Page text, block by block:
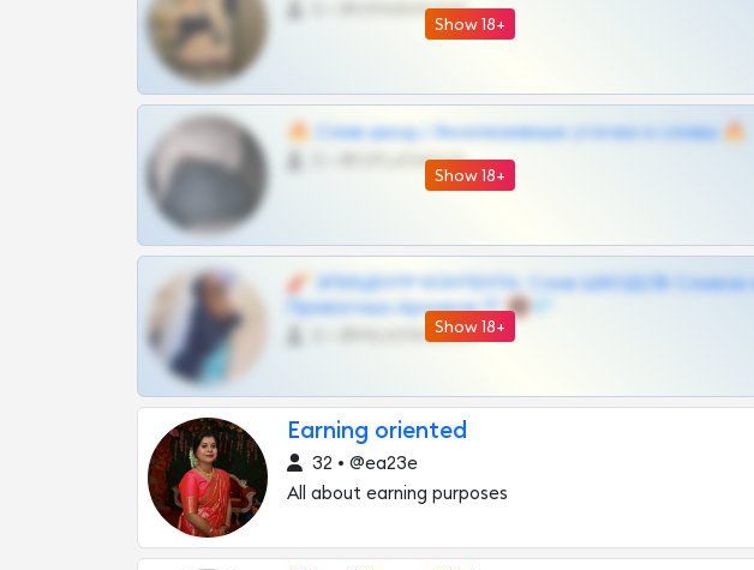
Show 18+
@VIPARHIVS55BOT
Show 18+
🔥 Слив шкод | Эксклюзивные утечки и сливы 🔥
@OPLATAPODPSK1BOT
Show 18+
🧨 ЭПИЦЕНТР КОНТЕНТА: Слив ШКОДОВ Сливов и
Приватных Архивов ТГ 🔞💎
@MILKPRIVATES39BOT
Earning oriented
32 • @ea23e
All about earning purposes